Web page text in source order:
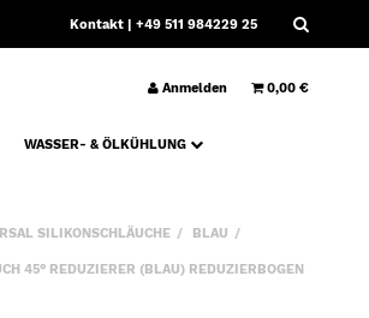
Kontakt | +49 511 984229 25
Anmelden 0,00 €
WASSER- & ÖLKÜHLUNG
SILIKONSCHLÄUCHE
BLAU
45° REDUZIERER (BLAU) REDUZIERBOGEN